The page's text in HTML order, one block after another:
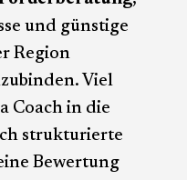
und günstige
Region
Viel
Coach in die
strukturierte
Bewertung